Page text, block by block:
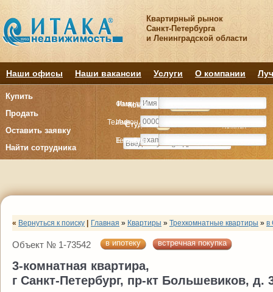
Квартирный рынок
Санкт-Петербурга
и Ленинградской области
Наши офисы Наши вакансии Услуги О компании
Купить
Продать
Оставить заявку
Найти сотрудника
Комнату
Студия Комнат
Комнату
Студия Комнат
Имя
Телефон
E-mail
Фамилия
Имя
Телефон
« Вернуться к поиску Главная » Квартиры » Трехкомнатные квартиры » в
Объект № 1-73542 в ипотеку встречная покупка
3-комнатная квартира,
г Санкт-Петербург, пр-кт Большевиков, д.